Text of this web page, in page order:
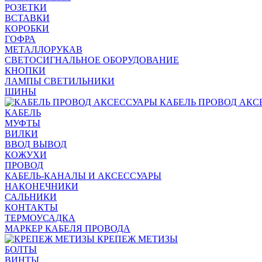
РОЗЕТКИ
ВСТАВКИ
КОРОБКИ
ГОФРА
МЕТАЛЛОРУКАВ
СВЕТОСИГНАЛЬНОЕ ОБОРУДОВАНИЕ
КНОПКИ
ЛАМПЫ СВЕТИЛЬНИКИ
ШИНЫ
КАБЕЛЬ ПРОВОД
КАБЕЛЬ
МУФТЫ
ВИЛКИ
ВВОД ВЫВОД
КОЖУХИ
ПРОВОД
КАБЕЛЬ-КАНАЛЫ И АКСЕССУАРЫ
НАКОНЕЧНИКИ
САЛЬНИКИ
КОНТАКТЫ
ТЕРМОУСАДКА
МАРКЕР КАБЕЛЯ ПРОВОДА
КРЕПЕЖ МЕТИЗЫ
БОЛТЫ
ВИНТЫ